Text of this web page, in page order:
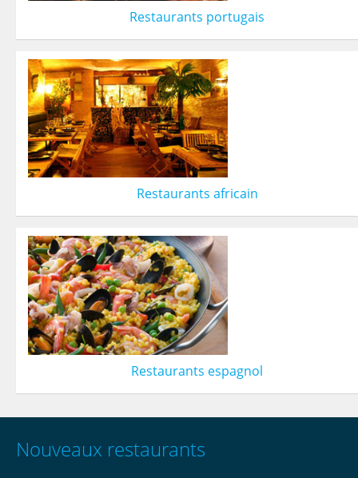
Restaurants portugais
Restaurants africain
Restaurants espagnol
Nouveaux restaurants